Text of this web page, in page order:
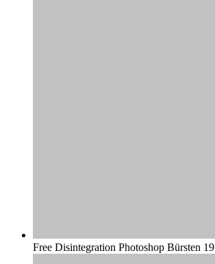
Free Disintegration Photoshop Bürsten 19